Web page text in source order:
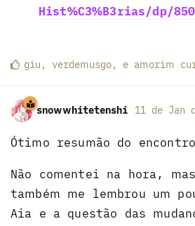
Hist%C3%B3rias/dp/
giu , verdemusgo, e amorim
snowwhitetenshi 11 de Jan
Ótimo resumão do
Não comentei na hora,
também me lembrou um
Aia e a questão das